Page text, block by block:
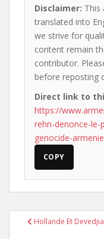
Disclaimer: This
translated into
we strive for
content remain
contributor.
before reposting
Direct link to
https://
rehn-denonce-
genocide-
COPY
PostHollande Et